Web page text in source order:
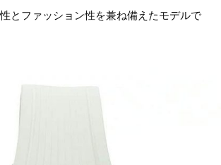
とファッション性を兼ね備えたモデルで